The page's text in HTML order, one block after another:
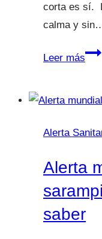
corta es sí.
calma y
Leer más
la
año?
Alerta
Alerta
saber